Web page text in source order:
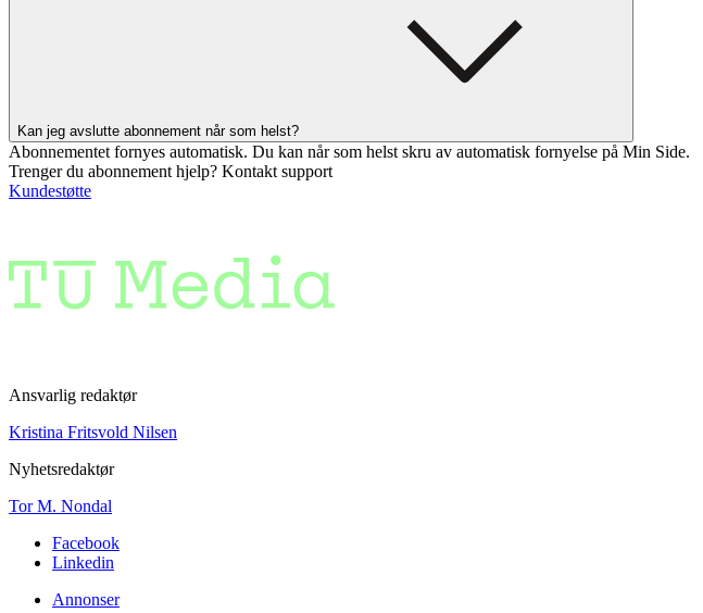
Kan jeg avslutte abonnement når som helst?
Abonnementet fornyes automatisk. Du kan når som helst skru av automatisk fornyelse på Min Side.
Trenger du abonnement hjelp? Kontakt support
Kundestøtte
Ansvarlig redaktør
Kristina Fritsvold Nilsen
Nyhetsredaktør
Tor M. Nondal
Facebook
Linkedin
Annonser